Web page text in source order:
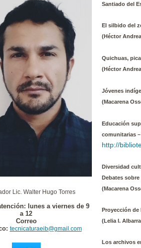
Lic. Walter Hugo Torres
lunes a viernes de 9
a 12
Correo
tecnicaturaeib@gmail.com
Santiado del
El silbido del
(Héctor
Quichuas,
(Héctor
Jóvenes
(Macarena
Educación
comunitarias
http://
Diversidad
Debates
(Macarena
Proyección de
(Lelia I.
Los archivos